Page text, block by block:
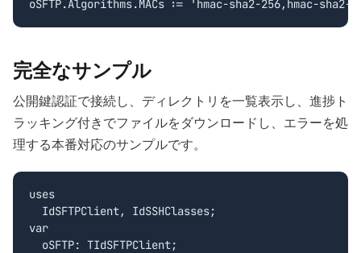
oSFTP.Algorithms.MACs := 'hmac-sha2-256,hmac-sha2-
完全なサンプル
公開鍵認証で接続し、ディレクトリを一覧表示し、進捗ト
ラッキング付きでファイルをダウンロードし、エラーを処
理する本番対応のサンプルです。
uses
  IdSFTPClient, IdSSHClasses;
var
  oSFTP: TIdSFTPClient;